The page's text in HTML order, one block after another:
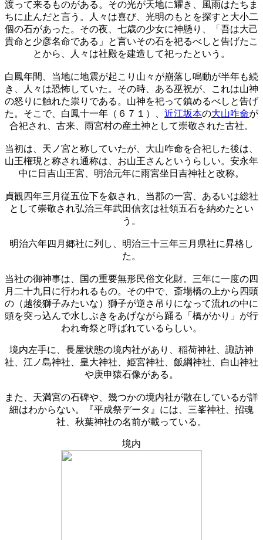
渡って来るものがある。その光が天地に耀き、風雨はたちま
ちに止んだと言う。人々は喜び、光明のもとを探すと大小二
個の石があった。その夜、七歳の少女に神懸り、「吾は大己
貴命と少彦名命である」と言いその石を祀るべしと告げたこ
とから、人々は社殿を建造して祀ったという。
白鳳年間、当地に地震が起こり山々が崩落し鳴動が半年も続
き、人々は恐怖していた。その時、ある巫祝が、これは山神
の怒りに触れた祟りである。山神を祀って鎮めるべしと告げ
た。そこで、白鳳十一年（６７１）、 近江坂本の大山咋命が
合祀され、古来、雨宮村の産土神として崇敬された古社。
当初は、天ノ宮と称していたが、大山咋命を合祀した後は、
山王権現と称され通称は、お山王さんというらしい。安永年
中に日吉山王宮、明治元年に雨宮坐日吉神社と改称。
貞観四年三月従五位下を叙され、当郡の一宮、あるいは総社
として崇敬され弘治三年武田信玄は社領五石を納めたとい
う。
明治六年四月郷社に列し、明治三十三年三月県社に昇格し
た。
当社の御神事は、国の重要無形民俗文化財。三年に一度の四
月二十九日に行われるもの。その中で、斎場橋の上から四頭
の（越後獅子みたいな）獅子が逆さ吊りになって流れの中に
頭を突っ込んで水しぶきをあげながら踊る「橋がかり」が行
われ奇祭と呼ばれているらしい。
境内左手に、長屋状態の境内社があり、稲荷神社、諏訪神
社、江ノ島神社、皇大神社、姫宮神社、飯綱神社、白山神社
や庚申猿石像がある。
また、天満宮の石碑や、幾つかの境内社が散在しているが詳
細はわからない。『平成祭データ』には、三峯神社、招魂
社、秋葉神社の名前が載っている。
境内